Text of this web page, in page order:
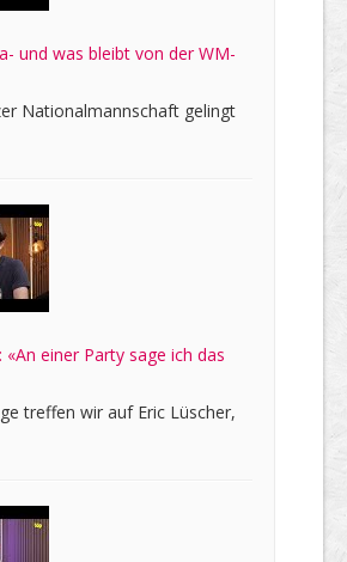
und was bleibt von der WM-
Nationalmannschaft gelingt
«An einer Party sage ich das
treffen wir auf Eric Lüscher,